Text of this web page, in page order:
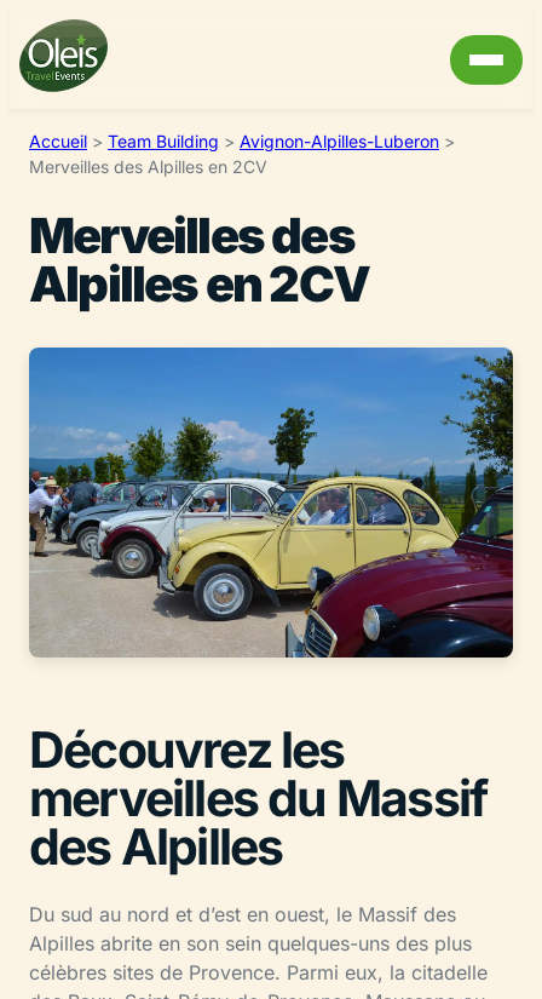
Accueil > Team Building > Avignon-Alpilles-Luberon >
Merveilles des Alpilles en 2CV
Merveilles des
Alpilles en 2CV
Découvrez les
merveilles du Massif
des Alpilles
Du sud au nord et d’est en ouest, le Massif des
Alpilles abrite en son sein quelques-uns des plus
célèbres sites de Provence. Parmi eux, la citadelle